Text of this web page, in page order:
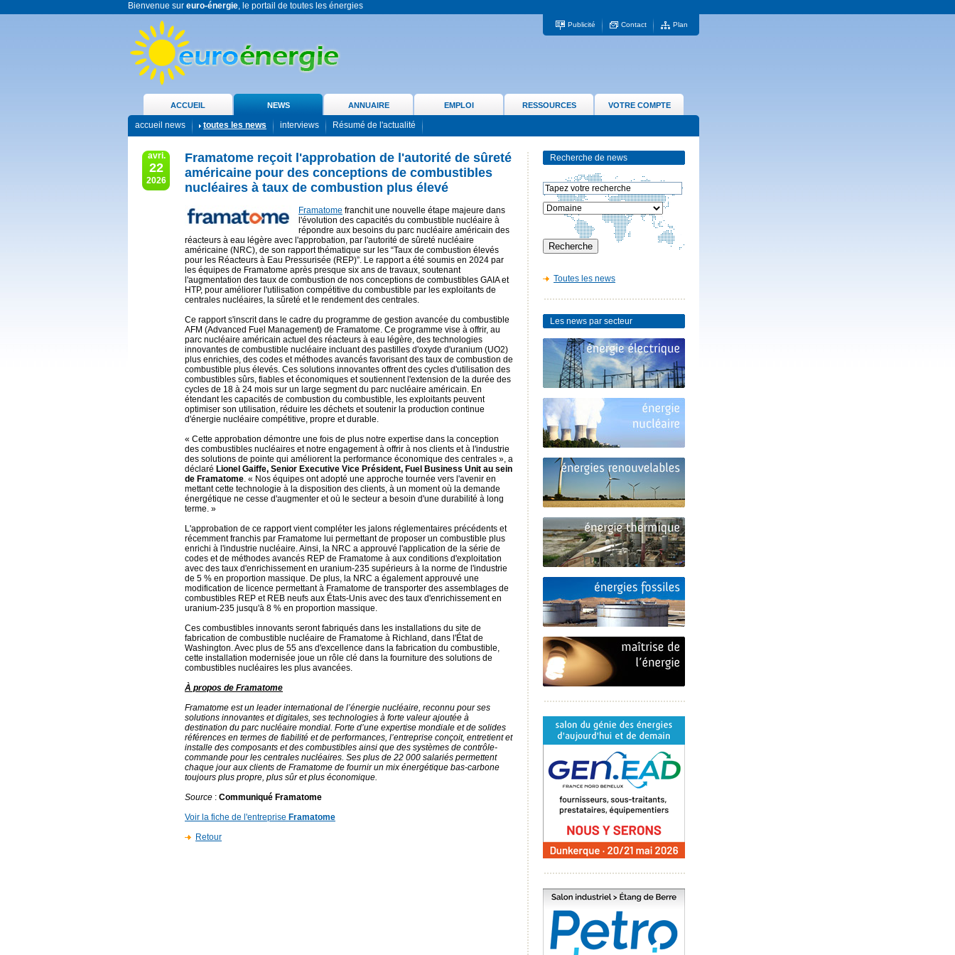
Bienvenue sur euro-énergie, le portail de toutes les énergies
Publicité Contact Plan
ACCUEIL NEWS ANNUAIRE EMPLOI RESSOURCES VOTRE COMPTE
accueil news toutes les news interviews Résumé de l'actualité
avri.
22
2026
Framatome reçoit l'approbation de l'autorité de sûreté
américaine pour des conceptions de combustibles
nucléaires à taux de combustion plus élevé
Framatome franchit une nouvelle étape majeure dans
l'évolution des capacités du combustible nucléaire à
répondre aux besoins du parc nucléaire américain des
réacteurs à eau légère avec l'approbation, par l'autorité de sûreté nucléaire
américaine (NRC), de son rapport thématique sur les “Taux de combustion élevés
pour les Réacteurs à Eau Pressurisée (REP)”. Le rapport a été soumis en 2024 par
les équipes de Framatome après presque six ans de travaux, soutenant
l'augmentation des taux de combustion de nos conceptions de combustibles GAIA et
HTP, pour améliorer l'utilisation compétitive du combustible par les exploitants de
centrales nucléaires, la sûreté et le rendement des centrales.
Ce rapport s'inscrit dans le cadre du programme de gestion avancée du combustible
AFM (Advanced Fuel Management) de Framatome. Ce programme vise à offrir, au
parc nucléaire américain actuel des réacteurs à eau légère, des technologies
innovantes de combustible nucléaire incluant des pastilles d'oxyde d'uranium (UO2)
plus enrichies, des codes et méthodes avancés favorisant des taux de combustion de
combustible plus élevés. Ces solutions innovantes offrent des cycles d'utilisation des
combustibles sûrs, fiables et économiques et soutiennent l'extension de la durée des
cycles de 18 à 24 mois sur un large segment du parc nucléaire américain. En
étendant les capacités de combustion du combustible, les exploitants peuvent
optimiser son utilisation, réduire les déchets et soutenir la production continue
d'énergie nucléaire compétitive, propre et durable.
« Cette approbation démontre une fois de plus notre expertise dans la conception
des combustibles nucléaires et notre engagement à offrir à nos clients et à l'industrie
des solutions de pointe qui améliorent la performance économique des centrales », a
déclaré Lionel Gaiffe, Senior Executive Vice Président, Fuel Business Unit au sein
de Framatome. « Nos équipes ont adopté une approche tournée vers l'avenir en
mettant cette technologie à la disposition des clients, à un moment où la demande
énergétique ne cesse d'augmenter et où le secteur a besoin d'une durabilité à long
terme. »
L'approbation de ce rapport vient compléter les jalons réglementaires précédents et
récemment franchis par Framatome lui permettant de proposer un combustible plus
enrichi à l'industrie nucléaire. Ainsi, la NRC a approuvé l'application de la série de
codes et de méthodes avancés REP de Framatome à aux conditions d'exploitation
avec des taux d'enrichissement en uranium-235 supérieurs à la norme de l'industrie
de 5 % en proportion massique. De plus, la NRC a également approuvé une
modification de licence permettant à Framatome de transporter des assemblages de
combustibles REP et REB neufs aux États-Unis avec des taux d'enrichissement en
uranium-235 jusqu'à 8 % en proportion massique.
Ces combustibles innovants seront fabriqués dans les installations du site de
fabrication de combustible nucléaire de Framatome à Richland, dans l'État de
Washington. Avec plus de 55 ans d'excellence dans la fabrication du combustible,
cette installation modernisée joue un rôle clé dans la fourniture des solutions de
combustibles nucléaires les plus avancées.
À propos de Framatome
Framatome est un leader international de l’énergie nucléaire, reconnu pour ses
solutions innovantes et digitales, ses technologies à forte valeur ajoutée à
destination du parc nucléaire mondial. Forte d’une expertise mondiale et de solides
références en termes de fiabilité et de performances, l’entreprise conçoit, entretient et
installe des composants et des combustibles ainsi que des systèmes de contrôle-
commande pour les centrales nucléaires. Ses plus de 22 000 salariés permettent
chaque jour aux clients de Framatome de fournir un mix énergétique bas-carbone
toujours plus propre, plus sûr et plus économique.
Source : Communiqué Framatome
Voir la fiche de l'entreprise Framatome
Retour
Recherche de news
Toutes les news
Les news par secteur